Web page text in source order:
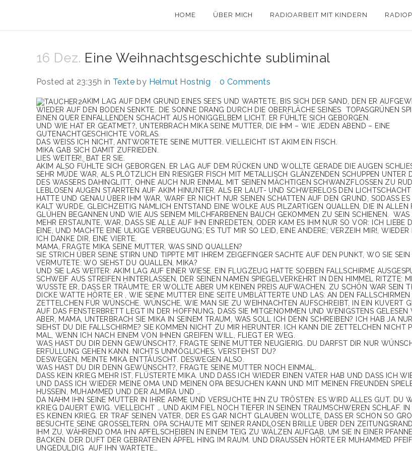
HOME ÜBER MICH RADIOARBEIT MIT KINDERN
16 Dez. Eine Weihnachtsgeschichte subliminal
Posted at 23:35h in Texte by Helmut Hostnig 0 Comments
AKIM LAG AUF DEM GRUND EINES SEE’S UND WARTETE, BIS SICH DER SAND, DEN ER
WIEDER AUF DEN BODEN SENKTE. DIE SONNE DRANG DURCH DIE OBERFLÄCHE SEINES TOPASGRÜNEN
EINEN QUER EINFALLENDEN SCHACHT AUS HONIGGELBEM LICHT. ER FÜHLTE SICH GEBORGEN.
UND WIE HAT ER GEATMET?, UNTERBRACH MIKA SEINE MUTTER, DIE IHM – WIE JEDEN ABEND – EINE
GUTENACHTGESCHICHTE VORLAS.
DAS WEISS ICH NICHT, ANTWORTETE SEINE MUTTER. VIELLEICHT IST AKIM EIN FISCH.
MIKA GAB SICH DAMIT ZUFRIEDEN.
LIES WEITER!, BAT ER SIE.
AKIM ALSO FÜHLTE SICH GEBORGEN. ER LAG AUF DEM RÜCKEN UND WOLLTE GERADE DIE AUGEN
EHR MÜDE WAR, ALS PLÖTZLICH EIN RIESIGER FISCH MIT METALLISCH GLÄNZENDEN SCHUPPEN UNTER
ES WASSERS DAHINGLITT, OHNE AUCH NUR EINMAL MIT SEINEN MÄCHTIGEN SCHWANZFLOSSEN ZU
EBLOSEN AUGEN STARRTEN AUF AKIM HINUNTER. ALS ER LAUT- UND SCHWERELOS DEN LICHTSCHACHT
ATTE UND GENAU ÜBER IHM WAR, WARF ER NICHT NUR SEINEN SCHATTEN AUF DEN GRUND, SODASS ES
ALT WURDE, GLEICHZEITIG NÄMLICH ENTSTAND EINE WOLKE AUS PILZARTIGEN QUALLEN, DIE IN ALLEN
LÜHEN BEGANNEN UND WIE AUS SEINEM MILCHFARBENEN BAUCH GEKOMMEN ZU SEIN SCHIENEN. WAS
EHR ERSTAUNTE, WAR, DASS SIE ALLE AUF IHN EINREDETEN, ODER KAM ES IHM NUR SO VOR: ICH LIEBE
INE, UND MACHTE EINE ULKIGE VERBEUGUNG; ES TUT MIR SO LEID, EINE ANDERE; VERZEIH MIR!, WIEDER
CH DANKE DIR, EINE VIERTE.
MAMA, FRAGTE MIKA SEINE MUTTER, WAS SIND QUALLEN?
SIE STRICH ÜBER SEINE STIRN UND TIPPTE MIT IHREM ZEIGEFINGER SACHTE AUF DEN PUNKT, WO SIE
VERMUTETE: WO SIEHST DU QUALLEN, MIKA?
UND SIE LAS WEITER: AKIM LAG AUF EINER WIESE. EIN FLUGZEUG HATTE SOEBEN FALLSCHIRME
SCHWEIF AUS STREIFEN HINTERLASSEN, DER SEINEN NAMEN SPIEGELVERKEHRT IN DEN HIMMEL RITZTE:
WUSSTE ER, DASS ER TRÄUMTE; ER WOLLTE ABER UM KEINEN PREIS AUFWACHEN. ZU SCHÖN WAR SEIN
DICKE WATTE HÖRTE ER , WIE SEINE MUTTER EINE SEITE UMBLÄTTERTE UND LAS: AN DEN FALLSCHIRMEN
ZETTELCHEN FÜR WÜNSCHE. WÜNSCHE, WIE MAN SIE ZU WEIHNACHTEN AUFSCHREIBT, IN EIN KUVERT
AUF DAS FENSTERBRETT LEGT IN DER HOFFNUNG, DASS SIE MITGENOMMEN UND WENIGSTENS GELESEN
ABER, MAMA, UNTERBRACH SIE MIKA IN SEINEM TRAUM, WAS SOLL ICH DENN SCHREIBEN? ICH HAB JA
SIEHST DU DIE FALLSCHIRME? SIE KOMMEN NICHT ZU MIR HERUNTER. ICH KANN DIE ZETTELCHEN NICHT
MAL, WENN ICH NACH EINEM VON IHNEN GREIFEN WILL, FLIEGT ER WEG.
WAS HAST DU DIR DENN GEWÜNSCHT?, FRAGTE SEINE MUTTER NEUGIERIG. DU DARFST DIR NUR
ERFÜLLUNG GEHEN KANN. NICHTS UNMÖGLICHES, VERSTEHST DU?
DESWEGEN, MEINTE MIKA ENTTÄUSCHT. DESWEGEN ALSO.
WAS HAST DU DIR DENN GEWÜNSCHT?, FRAGTE SEINE MUTTER NOCH EINMAL.
DASS KEIN KRIEG MEHR IST, FLÜSTERTE MIKA. UND DASS ICH WIEDER EINEN VATER HAB UND DASS ICH
UND DASS ICH WIEDER MEINE OMA UND MEINEN OPA BESUCHEN KANN UND MIT MEINEN FREUNDEN
HUSSEIN, MUHAMMED UND DER ALMIRA UND …
DA NAHM IHN SEINE MUTTER IN IHRE ARME UND VERSUCHTE IHN ZU TRÖSTEN: ES WIRD ALLES GUT. DU
KRIEG DAUERT EWIG. VIELLEICHT … UND AKIM FIEL NOCH TIEFER IN SEINEN TRAUMSCHWEREN SCHLAF.
ES KEINEN KRIEG. ER TRAF SEINEN VATER, DER ES GAR NICHT GLAUBEN WOLLTE, DASS ER SCHON SO
ESUCHTE SEINE GROSSELTERN. OPA SCHAUTE MIT SEINER RANDLOSEN BRILLE ÜBER DEN ZEITUNGSRAND
M ZU, WÄHREND OMA IHN APFELSCHEIBEN IN EINEM TEIG ZU WÄLZEN AUFGAB, UM SIE IN EINER PFANNE
CKEN. DER DUFT DER GEBRATENEN ÄPFEL HING IM RAUM. UND DRAUSSEN HÖRTE ER MUHAMMED PFEIFEN,
EDULDIG AUF IHN WARTETE…